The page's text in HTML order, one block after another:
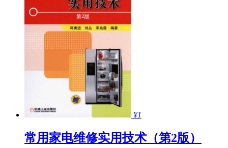
¥1
常用家电维修实用技术（第2版）